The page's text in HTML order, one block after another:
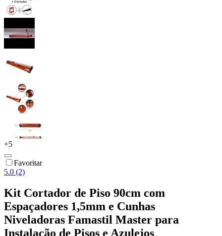
+5
Favoritar
5.0 (2)
Kit Cortador de Piso 90cm com
Espaçadores 1,5mm e Cunhas
Niveladoras Famastil Master para
Instalação de Pisos e Azulejos